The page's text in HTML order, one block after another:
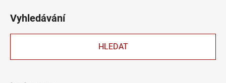
Vyhledávání
HLEDAT